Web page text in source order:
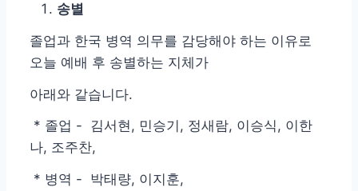
송별
졸업과 한국 병역 의무를 감당해야 하는 이유로
오늘 예배 후 송별하는 지체가
아래와 같습니다.
* 졸업 - 김서현, 민승기, 정새람, 이승식, 이한
나, 조주찬,
* 병역 - 박태량, 이지훈,